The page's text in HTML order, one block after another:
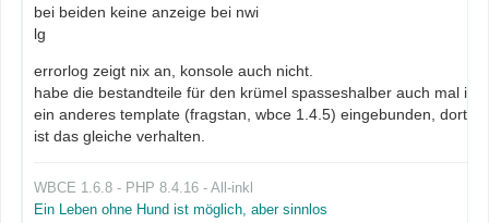
bei beiden keine anzeige bei nwi
lg
errorlog zeigt nix an, konsole auch nicht.
habe die bestandteile für den krümel spasseshalber auch mal in
ein anderes template (fragstan, wbce 1.4.5) eingebunden, dort
ist das gleiche verhalten.
WBCE 1.6.8 - PHP 8.4.16 - All-inkl
Ein Leben ohne Hund ist möglich, aber sinnlos